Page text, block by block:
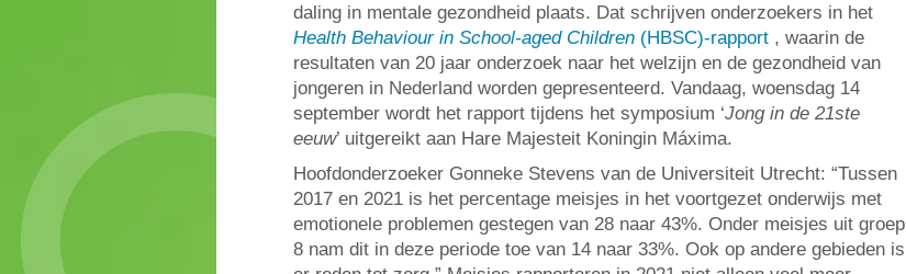
daling in mentale gezondheid plaats. Dat schrijven onderzoekers in het
Health Behaviour in School-aged Children (HBSC)-rapport , waarin de
resultaten van 20 jaar onderzoek naar het welzijn en de gezondheid van
jongeren in Nederland worden gepresenteerd. Vandaag, woensdag 14
september wordt het rapport tijdens het symposium ‘Jong in de 21ste
eeuw’ uitgereikt aan Hare Majesteit Koningin Máxima.
Hoofdonderzoeker Gonneke Stevens van de Universiteit Utrecht: “Tussen
2017 en 2021 is het percentage meisjes in het voortgezet onderwijs met
emotionele problemen gestegen van 28 naar 43%. Onder meisjes uit groep
8 nam dit in deze periode toe van 14 naar 33%. Ook op andere gebieden is